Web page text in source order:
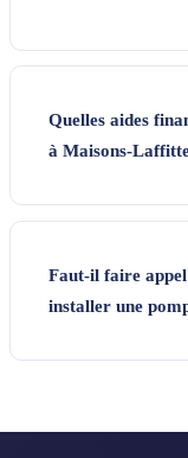
Quelles aides
à Maisons-
Faut-il faire
installer une